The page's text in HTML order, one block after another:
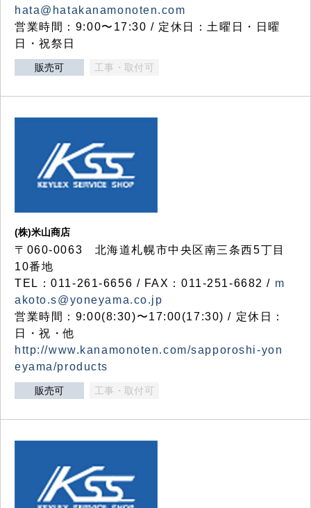
hata@hatakanamonoten.com
営業時間：9:00〜17:30 / 定休日：土曜日・日曜
日・祝祭日
販売可 工事・取付可
(株)米山商店
〒060-0063 北海道札幌市中央区南三条西5丁目
10番地
TEL：011-261-6656 / FAX：011-251-6682 / m
akoto.s@yoneyama.co.jp
営業時間：9:00(8:30)〜17:00(17:30) / 定休日：
日・祝・他
http://www.kanamonoten.com/sapporoshi-yon
eyama/products
販売可 工事・取付可